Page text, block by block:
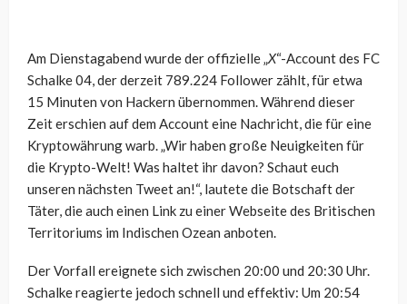
Am Dienstagabend wurde der offizielle „X“-Account des FC
Schalke 04, der derzeit 789.224 Follower zählt, für etwa
15 Minuten von Hackern übernommen. Während dieser
Zeit erschien auf dem Account eine Nachricht, die für eine
Kryptowährung warb. „Wir haben große Neuigkeiten für
die Krypto-Welt! Was haltet ihr davon? Schaut euch
unseren nächsten Tweet an!“, lautete die Botschaft der
Täter, die auch einen Link zu einer Webseite des Britischen
Territoriums im Indischen Ozean anboten.
Der Vorfall ereignete sich zwischen 20:00 und 20:30 Uhr.
Schalke reagierte jedoch schnell und effektiv: Um 20:54